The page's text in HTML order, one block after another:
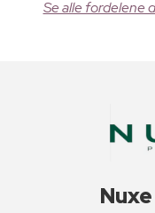
Se alle fordelene